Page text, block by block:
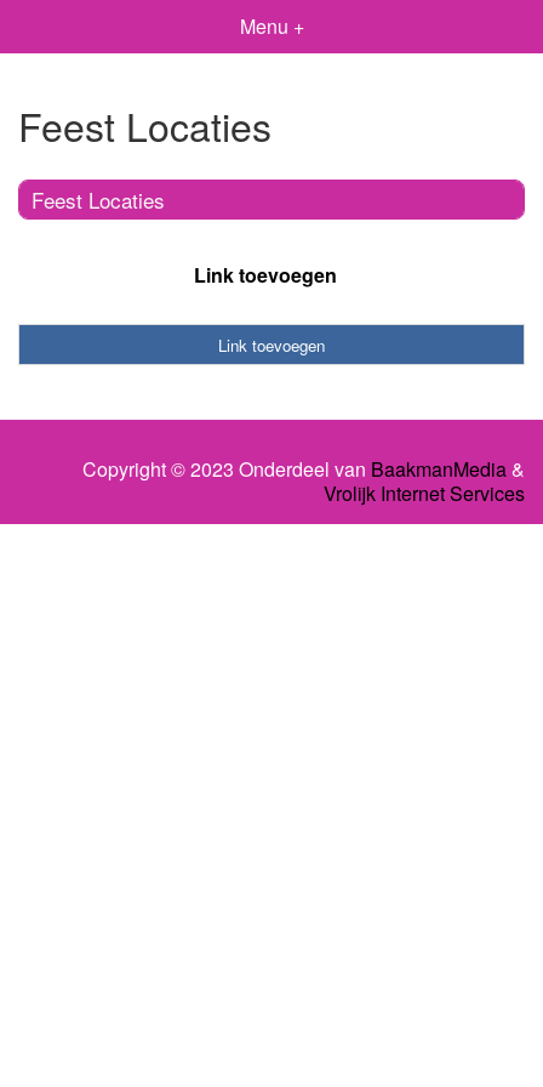
Menu +
Feest Locaties
Feest Locaties
Link toevoegen
Link toevoegen
Copyright © 2023 Onderdeel van BaakmanMedia&
Vrolijk Internet Services